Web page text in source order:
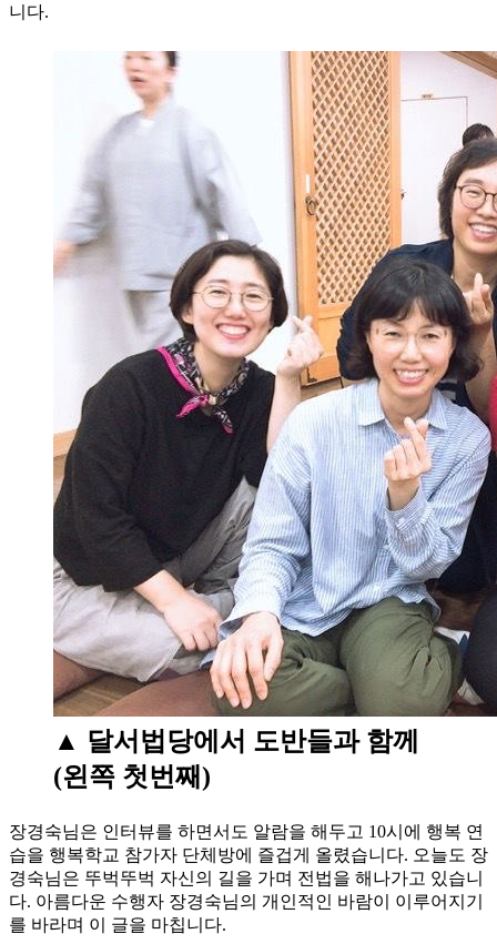
니다.
▲ 달서법당에서 도반들과 함께
(왼쪽 첫번째)
장경숙님은 인터뷰를 하면서도 알람을 해두고 10시에 행복 연
습을 행복학교 참가자 단체방에 즐겁게 올렸습니다. 오늘도 장
경숙님은 뚜벅뚜벅 자신의 길을 가며 전법을 해나가고 있습니
다. 아름다운 수행자 장경숙님의 개인적인 바람이 이루어지기
를 바라며 이 글을 마칩니다.